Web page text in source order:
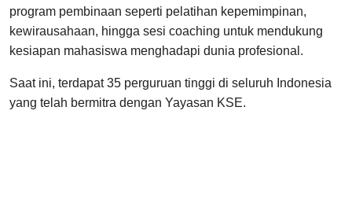
program pembinaan seperti pelatihan kepemimpinan,
kewirausahaan, hingga sesi coaching untuk mendukung
kesiapan mahasiswa menghadapi dunia profesional.
Saat ini, terdapat 35 perguruan tinggi di seluruh Indonesia
yang telah bermitra dengan Yayasan KSE.